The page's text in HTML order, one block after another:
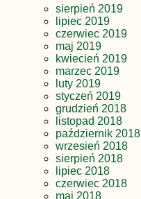
sierpień 2019
lipiec 2019
czerwiec 2019
maj 2019
kwiecień 2019
marzec 2019
luty 2019
styczeń 2019
grudzień 2018
listopad 2018
październik 2018
wrzesień 2018
sierpień 2018
lipiec 2018
czerwiec 2018
maj 2018